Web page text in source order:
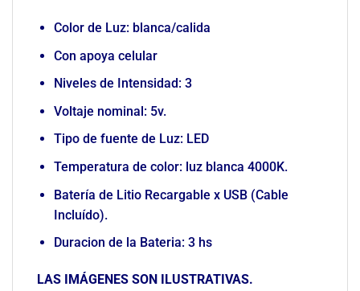
Color de Luz: blanca/calida
Con apoya celular
Niveles de Intensidad: 3
Voltaje nominal: 5v.
Tipo de fuente de Luz: LED
Temperatura de color: luz blanca 4000K.
Batería de Litio Recargable x USB (Cable
Incluído).
Duracion de la Bateria: 3 hs
LAS IMÁGENES SON ILUSTRATIVAS.